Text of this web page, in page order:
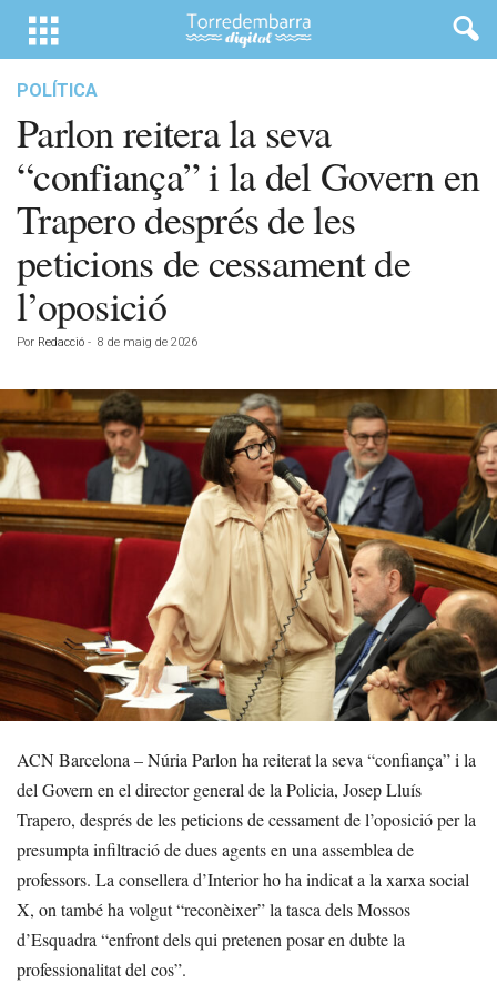
POLÍTICA
Parlon reitera la seva
“confiança” i la del Govern en
Trapero després de les
peticions de cessament de
l’oposició
Por Redacció - 8 de maig de 2026
ACN Barcelona – Núria Parlon ha reiterat la seva “confiança” i la
del Govern en el director general de la Policia, Josep Lluís
Trapero, després de les peticions de cessament de l’oposició per la
presumpta infiltració de dues agents en una assemblea de
professors. La consellera d’Interior ho ha indicat a la xarxa social
X, on també ha volgut “reconèixer” la tasca dels Mossos
d’Esquadra “enfront dels qui pretenen posar en dubte la
professionalitat del cos”.